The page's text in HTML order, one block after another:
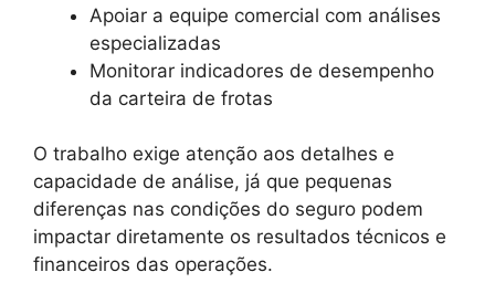
Apoiar a equipe comercial com análises
especializadas
Monitorar indicadores de desempenho
da carteira de frotas
O trabalho exige atenção aos detalhes e
capacidade de análise, já que pequenas
diferenças nas condições do seguro podem
impactar diretamente os resultados técnicos e
financeiros das operações.